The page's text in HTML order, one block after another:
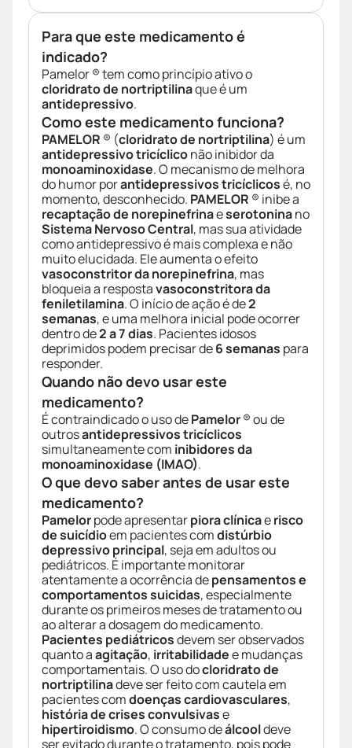
Para que este medicamento é
indicado?
Pamelor ® tem como princípio ativo o
cloridrato de nortriptilinaque é um
antidepressivo.
Como este medicamento funciona?
PAMELOR ® (cloridrato de nortriptilina) é um
antidepressivo tricícliconão inibidor da
monoaminoxidase. O mecanismo de melhora
do humor porantidepressivos tricíclicosé, no
momento, desconhecido. PAMELOR ® inibe a
recaptação de norepinefrinaeserotoninano
Sistema Nervoso Central, mas sua atividade
como antidepressivo é mais complexa e não
muito elucidada. Ele aumenta o efeito
vasoconstritor da norepinefrina, mas
bloqueia a respostavasoconstritora da
feniletilamina. O início de ação é de2
semanas, e uma melhora inicial pode ocorrer
dentro de2 a 7 dias. Pacientes idosos
deprimidos podem precisar de6 semanas para
responder.
Quando não devo usar este
medicamento?
É contraindicado o uso dePamelor® ou de
outrosantidepressivos tricíclicos
simultaneamente com inibidores da
monoaminoxidase (IMAO).
O que devo saber antes de usar este
medicamento?
Pamelorpode apresentarpiora clínicaerisco
de suicídioem pacientes comdistúrbio
depressivo principal, seja em adultos ou
pediátricos. É importante monitorar
atentamente a ocorrência depensamentos e
comportamentos suicidas, especialmente
durante os primeiros meses de tratamento ou
ao alterar a dosagem do medicamento.
Pacientes pediátricosdevem ser observados
quanto aagitação, irritabilidadee mudanças
comportamentais. O uso docloridrato de
nortriptilinadeve ser feito com cautela em
pacientes comdoenças cardiovasculares,
história de crises convulsivase
hipertiroidismo. O consumo deálcooldeve
ser evitado durante o tratamento, pois pode